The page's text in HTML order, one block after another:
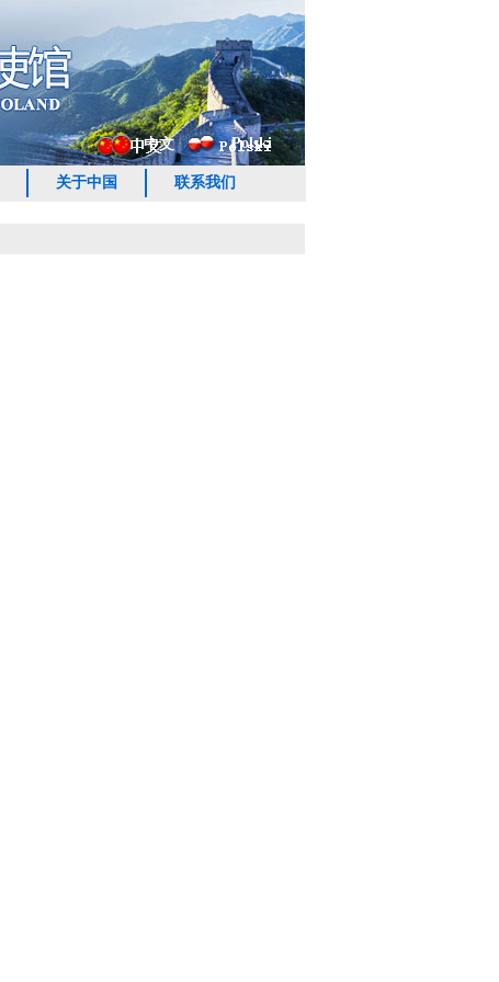
中文 Polski
关于中国 联系我们